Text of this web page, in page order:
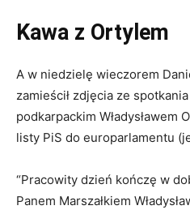
Kawa z Ortylem
A w niedzielę wieczorem
zamieścił zdjęcia ze
podkarpackim
listy PiS do europarlamentu
“Pracowity dzień kończę w
Panem Marszałkiem